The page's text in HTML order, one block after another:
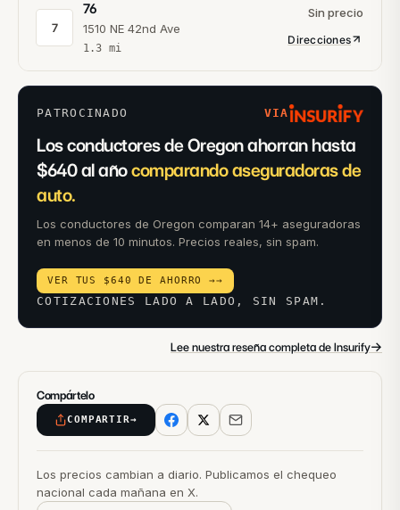
7
76
1510 NE 42nd Ave
1.3 mi
Sin precio
Direcciones
PATROCINADO VIA
Los conductores de Oregon ahorran hasta
$640 al añocomparando aseguradoras de
auto.
Los conductores de Oregon comparan 14+ aseguradoras
en menos de 10 minutos. Precios reales, sin spam.
VER TUS $640 DE AHORRO →→
COTIZACIONES LADO A LADO, SIN SPAM.
Lee nuestra reseña completa de Insurify→
Compártelo
COMPARTIR→
Los precios cambian a diario. Publicamos el chequeo
nacional cada mañana en X.